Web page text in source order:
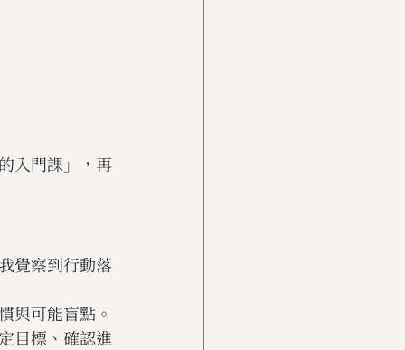
入門課」，再
覺察到行動落
與可能盲點。
目標、確認進